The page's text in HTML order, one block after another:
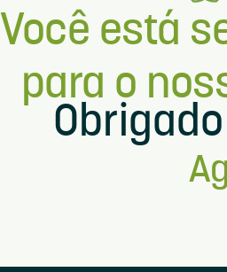
Você está
para o